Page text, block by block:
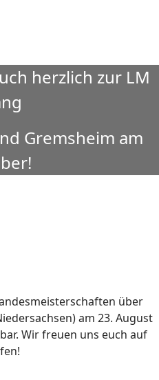
herzlich zur LM
Gremsheim am
über
am 23. August
Wir freuen uns euch auf